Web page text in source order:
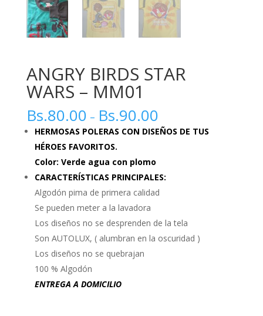
ANGRY BIRDS STAR
WARS – MM01
Bs.80.00 – Bs.90.00
HERMOSAS POLERAS CON DISEÑOS DE TUS
HÉROES FAVORITOS.
Color: Verde agua con plomo
CARACTERÍSTICAS PRINCIPALES:
Algodón pima de primera calidad
Se pueden meter a la lavadora
Los diseños no se desprenden de la tela
Son AUTOLUX, ( alumbran en la oscuridad )
Los diseños no se quebrajan
100 % Algodón
ENTREGA A DOMICILIO